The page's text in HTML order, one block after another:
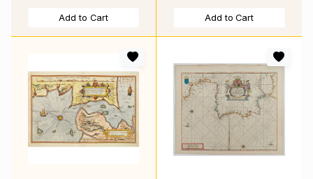
Add to Cart Add to Cart